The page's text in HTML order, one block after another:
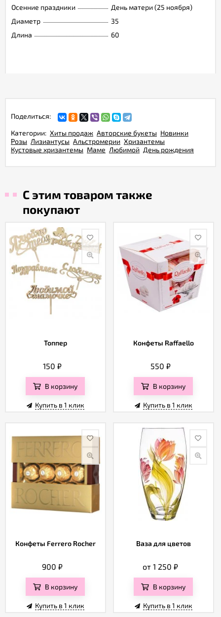
Осенние праздники
День матери (25 ноября)
Диаметр
35
Длина
60
Поделиться:
Категории: Хиты продаж Авторские букеты Новинки
Розы Лизиантусы Альстромерии Хризантемы
Кустовые хризантемы Маме Любимой День рождения
С этим товаром также
покупают
Топпер
150₽
В корзину
Купить в 1 клик
Конфеты Raffaello
550 ₽
В корзину
Купить в 1 клик
Конфеты Ferrero Rocher
900₽
В корзину
Купить в 1 клик
Ваза для цветов
от 1 250₽
В корзину
Купить в 1 клик